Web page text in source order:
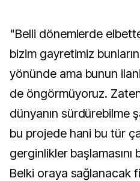
"Belli dönemlerde
bizim gayretimiz
yönünde ama bunun
de öngörmüyoruz. Zaten
dünyanın sürdürebilme
bu projede hani bu tür
gerginlikler
Belki oraya sağlanacak